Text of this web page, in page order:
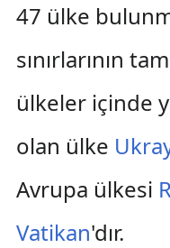
47 ülke
sınırlarının
ülkeler içinde
olan ülke
Avrupa ülkesi
Vatikan'dır.